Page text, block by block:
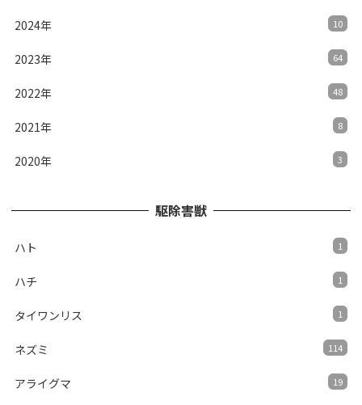
2024年 10
2023年 64
2022年 48
2021年 8
2020年 3
駆除害獣
ハト 1
ハチ 1
タイワンリス 1
ネズミ 114
アライグマ 19